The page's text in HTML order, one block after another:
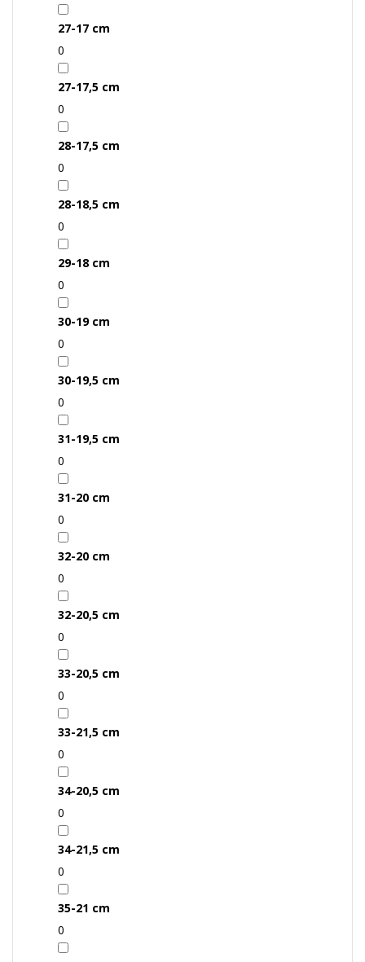
27-17 cm
0
27-17,5 cm
0
28-17,5 cm
0
28-18,5 cm
0
29-18 cm
0
30-19 cm
0
30-19,5 cm
0
31-19,5 cm
0
31-20 cm
0
32-20 cm
0
32-20,5 cm
0
33-20,5 cm
0
33-21,5 cm
0
34-20,5 cm
0
34-21,5 cm
0
35-21 cm
0